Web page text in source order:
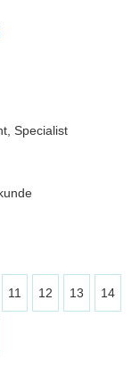
Specialist
11 12 13 14